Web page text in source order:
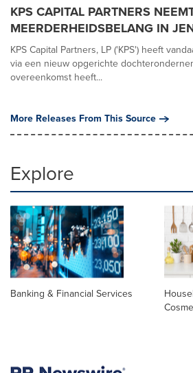
KPS CAPITAL PARTNERS
MEERDERHEIDSBELANG IN
KPS Capital Partners, LP ('KPS') heeft
via een nieuw opgerichte
overeenkomst heeft...
More Releases From This Source
Explore
Banking & Financial Services